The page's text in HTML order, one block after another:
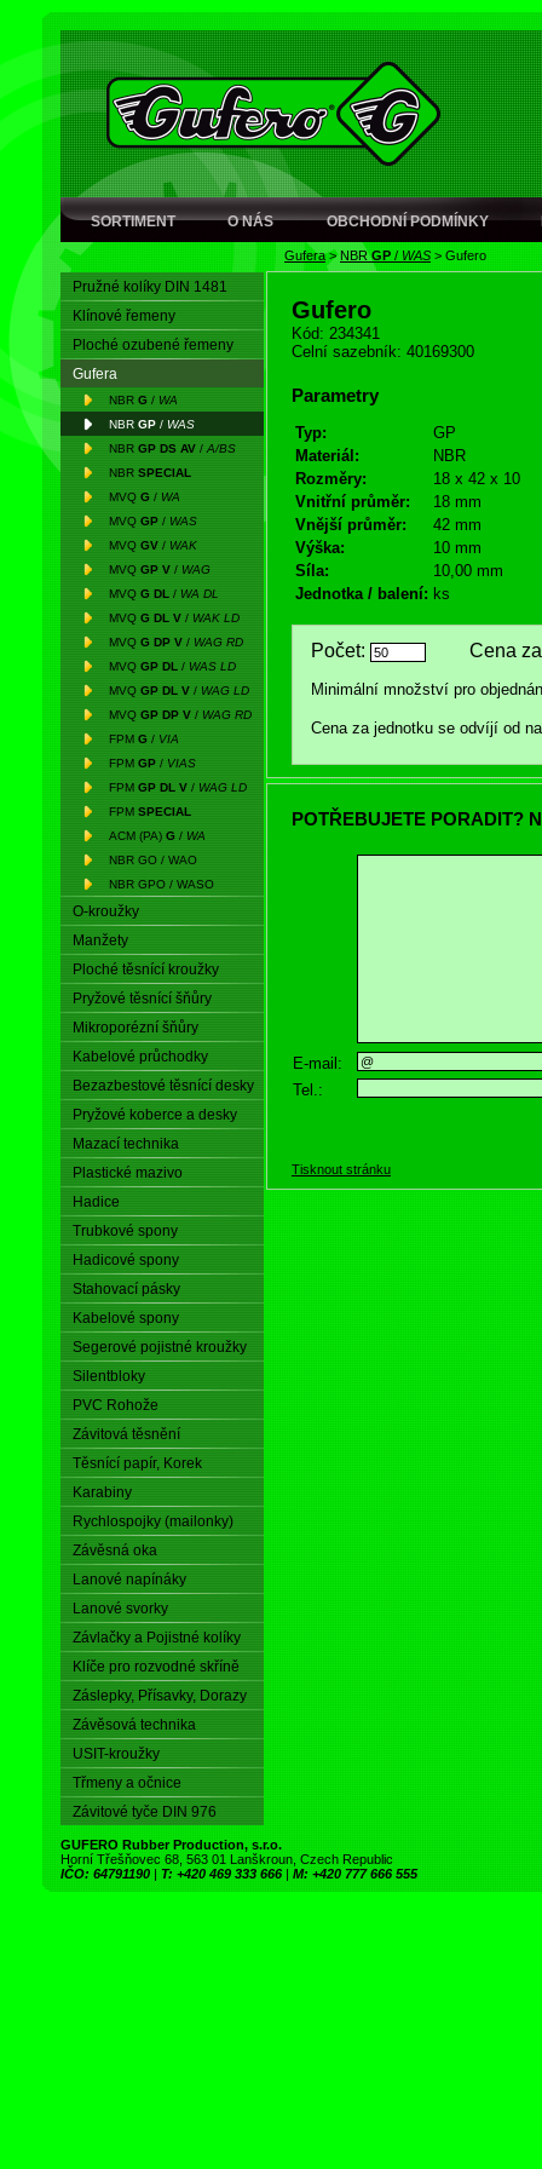
SORTIMENT O NÁS OBCHODNÍ PODMÍNKY
Gufera> NBRGP / WAS > Gufero
Pružné kolíky DIN 1481
Klínové řemeny
Ploché ozubené řemeny
Gufera
NBR G / WA
NBR GP / WAS
NBR GP DS AV / A/BS
NBR SPECIAL
MVQ G / WA
MVQ GP / WAS
MVQ GV / WAK
MVQ GP V / WAG
MVQ G DL / WA DL
MVQ G DL V / WAK LD
MVQ G DP V / WAG RD
MVQ GP DL / WAS LD
MVQ GP DL V / WAG LD
MVQ GP DP V / WAG RD
FPM G / VIA
FPM GP / VIAS
FPM GP DL V / WAG LD
FPM SPECIAL
ACM (PA) G / WA
NBR GO / WAO
NBR GPO / WASO
O-kroužky
Manžety
Ploché těsnící kroužky
Pryžové těsnící šňůry
Mikroporézní šňůry
Kabelové průchodky
Bezazbestové těsnící desky
Pryžové koberce a desky
Mazací technika
Plastické mazivo
Hadice
Trubkové spony
Hadicové spony
Stahovací pásky
Kabelové spony
Segerové pojistné kroužky
Silentbloky
PVC Rohože
Závitová těsnění
Těsnící papír, Korek
Karabiny
Rychlospojky (mailonky)
Závěsná oka
Lanové napínáky
Lanové svorky
Závlačky a Pojistné kolíky
Klíče pro rozvodné skříně
Záslepky, Přísavky, Dorazy
Závěsová technika
USIT-kroužky
Třmeny a očnice
Závitové tyče DIN 976
Gufero
Kód: 234341
Celní sazebník: 40169300
Parametry
Typ:
GP
Materiál:
NBR
Rozměry:
18 x 42 x 10
Vnitřní průměr:
18 mm
Vnější průměr:
42 mm
Výška:
10 mm
Síla:
10,00 mm
Jednotka / balení: ks
Počet: Cena za
Minimální množství pro
Cena za jednotku se odvíjí od
POTŘEBUJETE PORADIT?
E-mail:
Tel.:
Tisknout stránku
GUFERO Rubber Production, s.r.o.
Horní Třešňovec 68, 563 01 Lanškroun, Czech Republic
IČO: 64791190 | T: +420 469 333 666 | M: +420 777 666 555